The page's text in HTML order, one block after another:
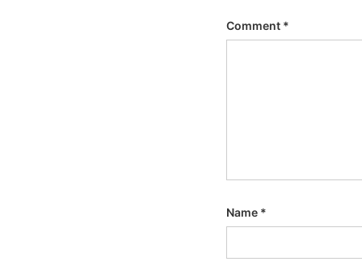
Comment *
Name *